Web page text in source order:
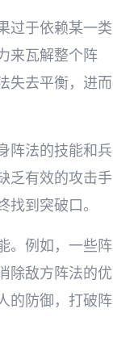
过于依赖某一类
来瓦解整个阵
失去平衡，进而
阵法的技能和兵
乏有效的攻击手
到突破口。
。例如，一些阵
除敌方阵法的优
的防御，打破阵